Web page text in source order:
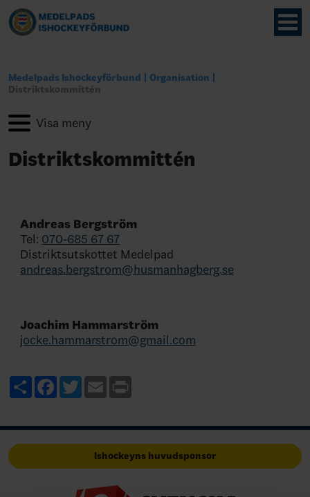
Medelpads Ishockeyförbund
Organisation
Distriktskommittén
Distriktskommittén
Andreas Bergström
Tel: 070-685 67 67
Distriktsutskottet Medelpad
andreas.bergstrom@husmanhagberg.se
Joachim Hammarström
jocke.hammarstrom@gmail.com
ShareFacebook
TwitterEmail
Ishockeyns huvudsponsor